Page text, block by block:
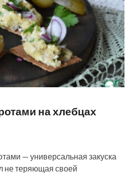
на хлебцах
— универсальная закуска
не теряющая своей